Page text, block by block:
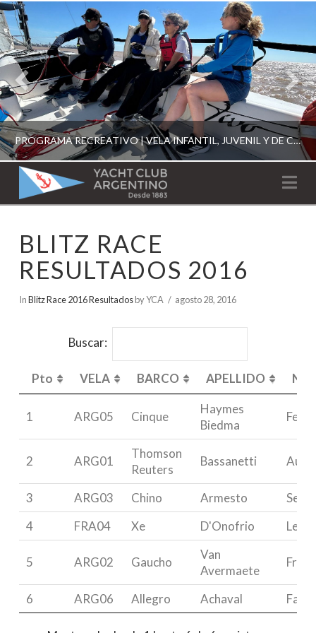
PROGRAMA RECREATIVO | VELA INFANTIL, JUVENIL Y DE CRUCERO 2026
ESCUELA RECREATIVA 2026
YACHT
CLUB
ARGENTINO
BLITZ RACE
RESULTADOS 2016
InBlitz Race 2016 Resultadosby YCA agosto 28, 2016
Buscar:
Pto VELA BARCO APELLIDO
APELLIDO
1
ARG05 Cinque
Haymes
Biedma
2 ARG01
Thomson
Reuters
Bassanetti
3 ARG03 Chino Armesto
4
FRA04 Xe D'Onofrio
5 ARG02 Gaucho
Van
Avermaete
6 ARG06 Allegro Achaval